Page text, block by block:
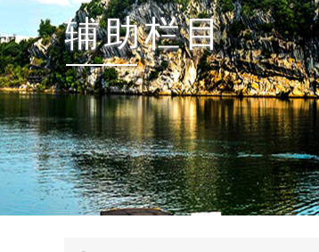
辅助栏目